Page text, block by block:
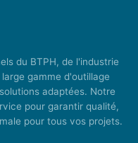
du BTPH, de l'industrie
gamme d'outillage
adaptées. Notre
pour garantir qualité,
pour tous vos projets.